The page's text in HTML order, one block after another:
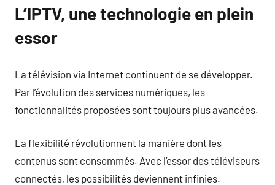
L’IPTV, une technologie en plein
essor
La télévision via Internet continuent de se développer.
Par l’évolution des services numériques, les
fonctionnalités proposées sont toujours plus avancées.
La flexibilité révolutionnent la manière dont les
contenus sont consommés. Avec l’essor des téléviseurs
connectés, les possibilités deviennent infinies.